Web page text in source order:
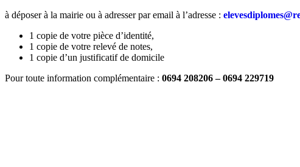
à déposer à la mairie ou à adresser par email à l’adresse :
1 copie de votre pièce d’identité,
1 copie de votre relevé de notes,
1 copie d’un justificatif de domicile
Pour toute information complémentaire : 0694 208206 – 0694 229719